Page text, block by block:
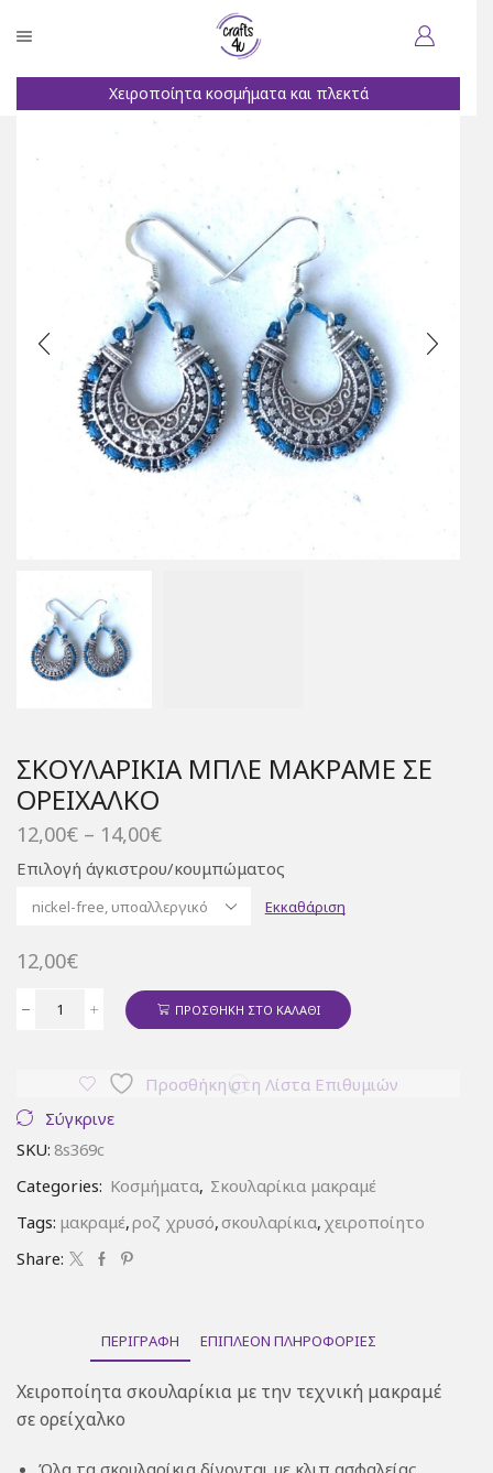
Χειροποίητα κοσμήματα και πλεκτά
ΣΚΟΥΛΑΡΊΚΙΑ ΜΠΛΕ ΜΑΚΡΑΜΈ ΣΕ
ΟΡΕΊΧΑΛΚΟ
12,00€ – 14,00€Price
12,00€
through
Επιλογή άγκιστρου/κουμπώματος
Εκκαθάριση
12,00€
Σκουλαρίκια
ποσότητα
ΠΡΟΣΘΉΚΗ ΣΤΟ ΚΑΛΆΘΙ
Προσθήκη στη Λίστα Επιθυμιών
Σύγκρινε
SKU: 8s369c
Categories: Κοσμήματα, Σκουλαρίκια μακραμέ
Tags: μακραμέ,ροζ χρυσό,σκουλαρίκια, χειροποίητο
Share:
ΠΕΡΙΓΡΑΦΉ ΕΠΙΠΛΈΟΝ ΠΛΗΡΟΦΟΡΊΕΣ
Χειροποίητα σκουλαρίκια με την τεχνική μακραμέ
σε ορείχαλκο
Όλα τα σκουλαρίκια δίνονται με κλιπ ασφαλείας